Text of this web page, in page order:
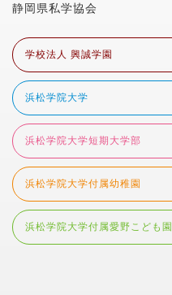
静岡県私学協会
学校法人 興誠学園
浜松学院大学
浜松学院大学短期大学部
浜松学院大学付属幼稚園
浜松学院大学付属愛野こども園